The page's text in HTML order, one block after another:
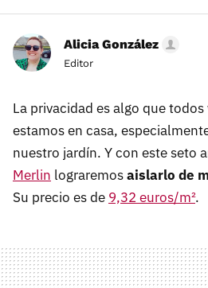
Alicia González
Editor
La privacidad es algo que
estamos en casa,
nuestro jardín. Y con este seto
Merlin lograremosaislarlo de
Su precio es de 9,32 euros/m².